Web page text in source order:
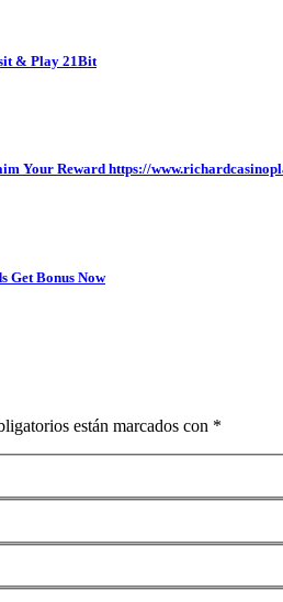
& Play 21Bit
Your Reward https://
Get Bonus Now
están marcados con *